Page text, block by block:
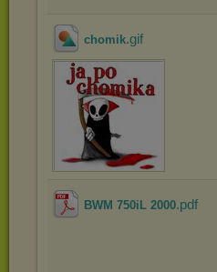
chomik.gif
BWM 750iL 2000.pdf